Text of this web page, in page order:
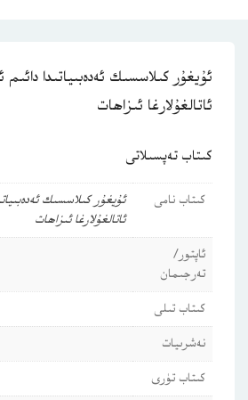
ئۇيغۇر كىلاسسىك ئەدەبىياتىدا دائىم
ئاتالغۇلارغا ئىزاھات
كىتاب تەپسىلاتى
كىتاب نامى
ئۇيغۇر كىلاسسىك
ئاتالغۇلارغا ئىزاھات
ئاپتور/
تەرجىمان
كىتاب تىلى
نەشرىيات
كىتاب تۈرى